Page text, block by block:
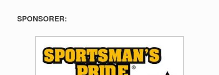
SPONSORER: